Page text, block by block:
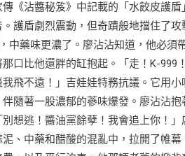
《沾醬秘笈》中記載的「水餃皮護
護盾劇烈震動，但奇蹟般地擋住了
中藥味更濃了。廖沾沾知道，他必須
口比他還胖的缸抱起。「走！K-999
飛不遠！」吉娃娃特務抗議。它用小
隨著一股濃郁的蔘味爆發。廖沾沾抱
想逃！醬油黨餘孽！我會追上你！」
、中藥和醋酸的混亂中，拉開了帷幕